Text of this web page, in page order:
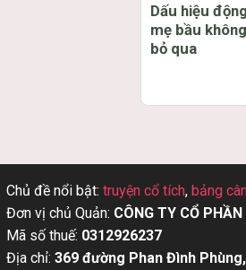
Dấu hiệu
mẹ bầu
bỏ qua
Chủ đề nổi bật: truyện cổ tích, bảng
Đơn vị chủ Quản: CÔNG TY CỔ PHẦN
Mã số thuế: 0312926237
Địa chỉ: 369 đường Phan Đình